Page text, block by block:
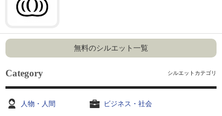
無料のシルエット一覧
Category シルエットカテゴリ
人物・人間 ビジネス・社会